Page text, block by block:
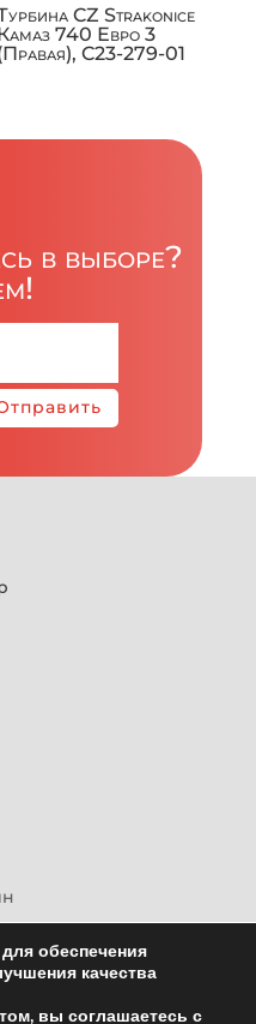
CZ Strakonice
740 Евро 3
C23-279-01
в выборе?
обеспечения
качества
вы соглашаетесь с